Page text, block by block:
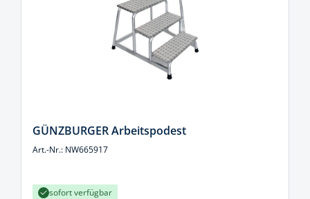
GÜNZBURGER Arbeitspodest
Art.-Nr.: NW665917
sofort verfügbar